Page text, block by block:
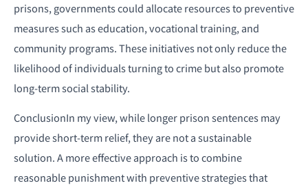
prisons, governments could allocate resources to preventive
measures such as education, vocational training, and
community programs. These initiatives not only reduce the
likelihood of individuals turning to crime but also promote
long-term social stability.
ConclusionIn my view, while longer prison sentences may
provide short-term relief, they are not a sustainable
solution. A more effective approach is to combine
reasonable punishment with preventive strategies that